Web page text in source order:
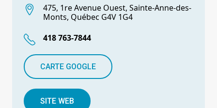
475, 1re Avenue Ouest, Sainte-Anne-des-
Monts, Québec G4V 1G4
418 763-7844
CARTE GOOGLE
SITE WEB